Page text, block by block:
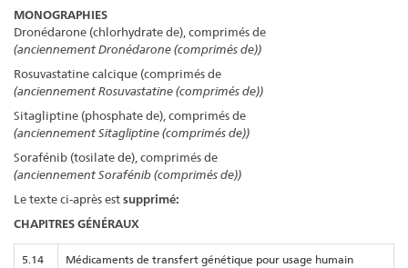
MONOGRAPHIES
Dronédarone (chlorhydrate de), comprimés de
(anciennement Dronédarone (comprimés de))
Rosuvastatine calcique (comprimés de
(anciennement Rosuvastatine (comprimés de))
Sitagliptine (phosphate de), comprimés de
(anciennement Sitagliptine (comprimés de))
Sorafénib (tosilate de), comprimés de
(anciennement Sorafénib (comprimés de))
Le texte ci-après estsupprimé:
CHAPITRES GÉNÉRAUX
5.14 Médicaments de transfert génétique pour usage humain